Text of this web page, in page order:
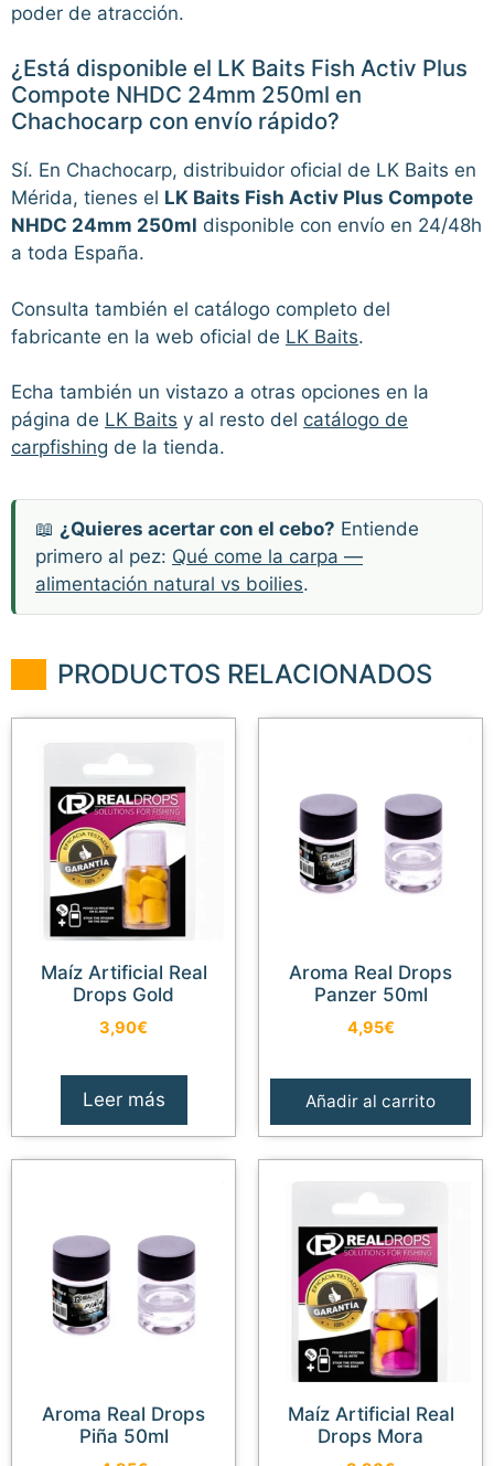
poder de atracción.
¿Está disponible el LK Baits Fish Activ Plus
Compote NHDC 24mm 250ml en
Chachocarp con envío rápido?
Sí. En Chachocarp, distribuidor oficial de LK Baits en
Mérida, tienes el LK Baits Fish Activ Plus Compote
NHDC 24mm 250ml disponible con envío en 24/48h
a toda España.
Consulta también el catálogo completo del
fabricante en la web oficial de LK Baits.
Echa también un vistazo a otras opciones en la
página de LK Baits y al resto del catálogo de
carpfishing de la tienda.
📖 ¿Quieres acertar con el cebo? Entiende
primero al pez: Qué come la carpa —
alimentación natural vs boilies.
PRODUCTOS RELACIONADOS
Maíz Artificial Real
Drops Gold
3,90€
Leer más
Aroma Real Drops
Panzer 50ml
4,95€
Añadir al carrito
Aroma Real Drops
Piña 50ml
Maíz Artificial Real
Drops Mora